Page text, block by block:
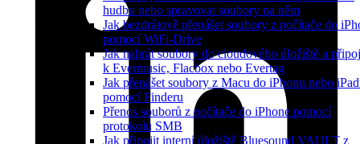
hudbu nebo spravovat soubory na něm
Jak bezdrátově přenášet soubory z počítače do
pomocí WiFi-Drive
Jak nahrát soubory do cloudového úložiště a
k Evermusic, Flacbox nebo Evertag
Jak přenášet soubory z Macu do iPhonu nebo
pomocí Finderu
Přenos souborů z počítače do iPhone pomocí
protokolu SMB
Jak připojit interní úložiště Bluesound VAULT z